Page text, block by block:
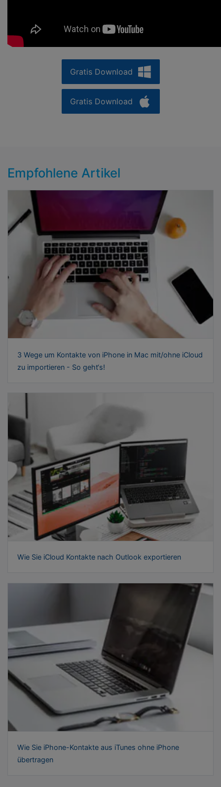
Gratis Download
Gratis Download
Empfohlene Artikel
3 Wege um Kontakte von iPhone in Mac mit/ohne iCloud
zu importieren - So geht‘s!
Wie Sie iCloud Kontakte nach Outlook exportieren
Wie Sie iPhone-Kontakte aus iTunes ohne iPhone
übertragen